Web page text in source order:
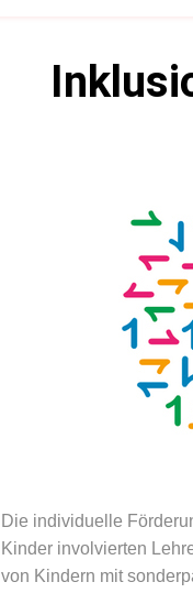
Die individuelle
Kinder involvierten
von Kindern mit